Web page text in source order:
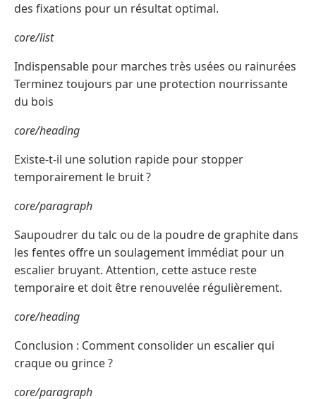
des fixations pour un résultat optimal.
core/list
Indispensable pour marches très usées ou rainurées
Terminez toujours par une protection nourrissante
du bois
core/heading
Existe-t-il une solution rapide pour stopper
temporairement le bruit ?
core/paragraph
Saupoudrer du talc ou de la poudre de graphite dans
les fentes offre un soulagement immédiat pour un
escalier bruyant. Attention, cette astuce reste
temporaire et doit être renouvelée régulièrement.
core/heading
Conclusion : Comment consolider un escalier qui
craque ou grince ?
core/paragraph